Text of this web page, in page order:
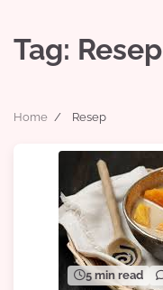
Tag: Resep
Home Resep
5 min read